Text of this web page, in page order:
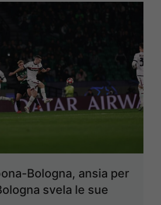
Bologna, ansia per
svela le sue